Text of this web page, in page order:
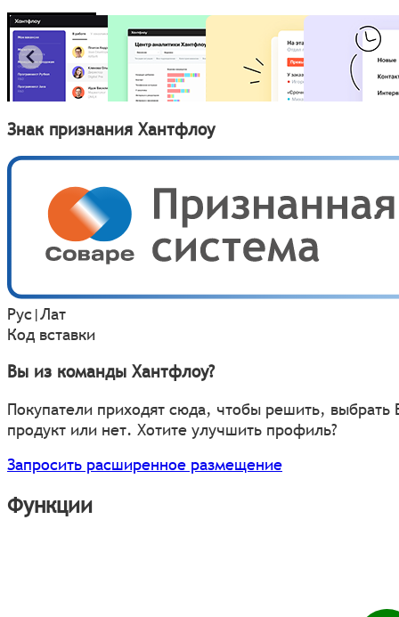
Знак признания Хантфлоу
Рус|Лат
Код вставки
Вы из команды Хантфлоу?
Покупатели приходят сюда, чтобы решить, выбрать
продукт или нет. Хотите улучшить профиль?
Запросить расширенное размещение
Функции